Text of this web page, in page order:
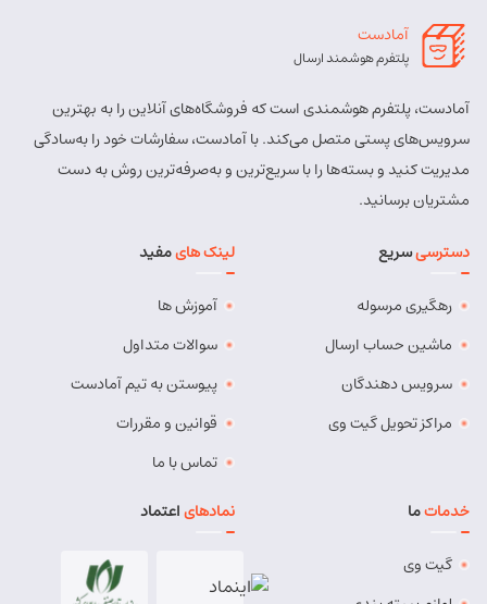
آمادست
پلتفرم هوشمند ارسال
آمادست، پلتفرم هوشمندی است که فروشگاه‌های آنلاین را به بهترین
سرویس‌های پستی متصل می‌کند. با آمادست، سفارشات خود را به‌سادگی
مدیریت کنید و بسته‌ها را با سریع‌ترین و به‌صرفه‌ترین روش به دست
مشتریان برسانید.
دسترسیسریع
رهگیری مرسوله
ماشین حساب ارسال
سرویس دهندگان
مراکز تحویل گیت وی
لینک هایمفید
آموزش ها
سوالات متداول
پیوستن به تیم آمادست
قوانین و مقررات
تماس با ما
خدماتما
گیت وی
نمادهایاعتماد